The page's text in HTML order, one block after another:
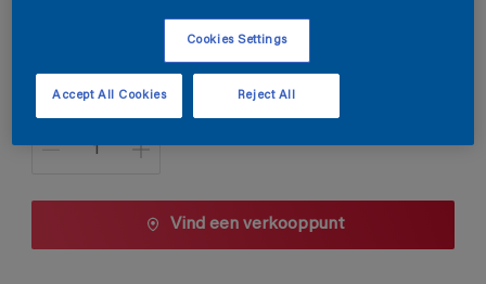
1 L
Vind een verkooppunt
Cookies Settings
Reject All
Accept All Cookies